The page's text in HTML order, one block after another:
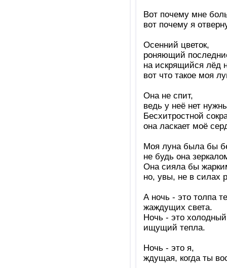
Вот почему мне
вот почему я
Осенний цветок,
роняющий
на искрящийся лёд
вот что такое моя
Она не спит,
ведь у неё нет
Бесхитростной
она ласкает моё
Моя луна была бы
не будь она
Она сияла бы
но, увы, не в силах
А ночь - это толпа
жаждущих света.
Ночь - это
ищущий тепла.
Ночь - это я,
ждущая, когда ты